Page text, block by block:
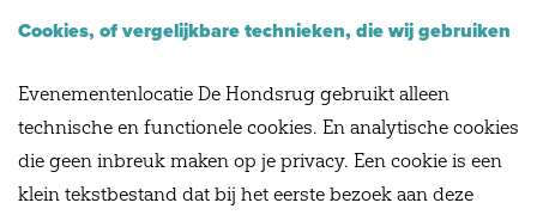
Cookies, of vergelijkbare technieken, die wij gebruiken
Evenementenlocatie De Hondsrug gebruikt alleen
technische en functionele cookies. En analytische cookies
die geen inbreuk maken op je privacy. Een cookie is een
klein tekstbestand dat bij het eerste bezoek aan deze